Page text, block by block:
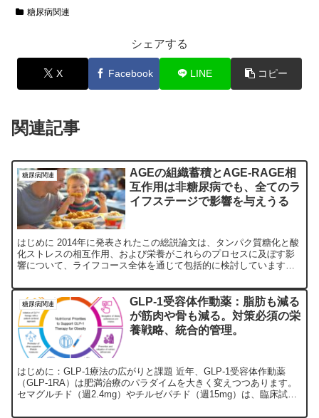
糖尿病関連
シェアする
X Facebook LINE コピー
関連記事
糖尿病関連
AGEの組織蓄積とAGE-RAGE相
互作用は非糖尿病でも、全てのラ
イフステージで影響を与えうる
はじめに 2014年に発表されたこの総説論文は、タンパク質糖化と酸
化ストレスの相互作用、および栄養がこれらのプロセスに及ぼす影
響について、ライフコース全体を通じて包括的に検討しています。
糖尿病関連
GLP-1受容体作動薬：脂肪も減る
が筋肉や骨も減る。対策必須の栄
養戦略、統合的管理。
はじめに：GLP-1療法の広がりと課題 近年、GLP-1受容体作動薬
（GLP-1RA）は肥満治療のパラダイムを大きく変えつつあります。
セマグルチド（週2.4mg）やチルゼパチド（週15mg）は、臨床試験